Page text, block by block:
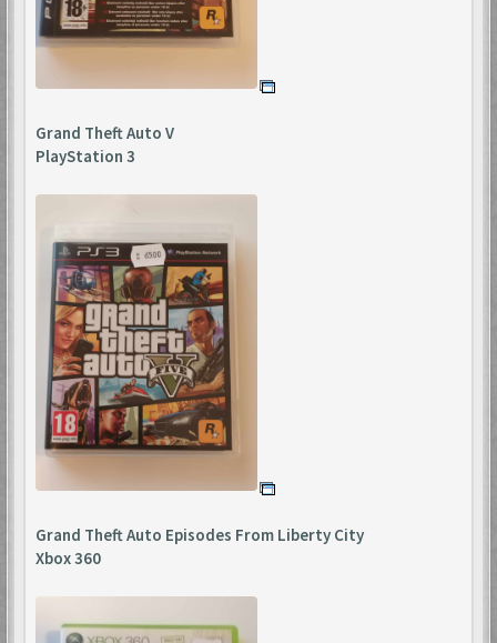
Grand Theft Auto V
PlayStation 3
Grand Theft Auto Episodes From Liberty City
Xbox 360